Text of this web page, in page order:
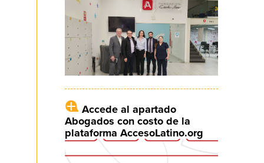
Accede al apartado
Abogados con costo de la
plataforma AccesoLatino.org